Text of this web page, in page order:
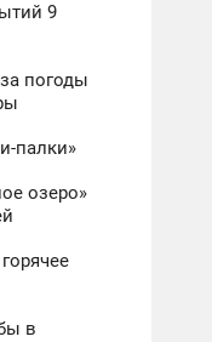
9
погоды
палки»
озеро»
в